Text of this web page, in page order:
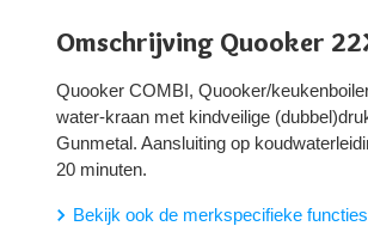
Omschrijving Quooker
Quooker COMBI, Quooker/
water-kraan met kindveilige
Gunmetal. Aansluiting op
20 minuten.
Bekijk ook de merkspecifieke functies